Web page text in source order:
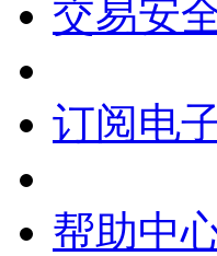
交易安
订阅电
帮助中